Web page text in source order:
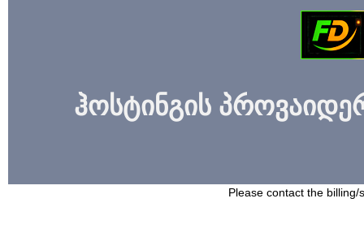
ჰოსტინგის
Please contact the